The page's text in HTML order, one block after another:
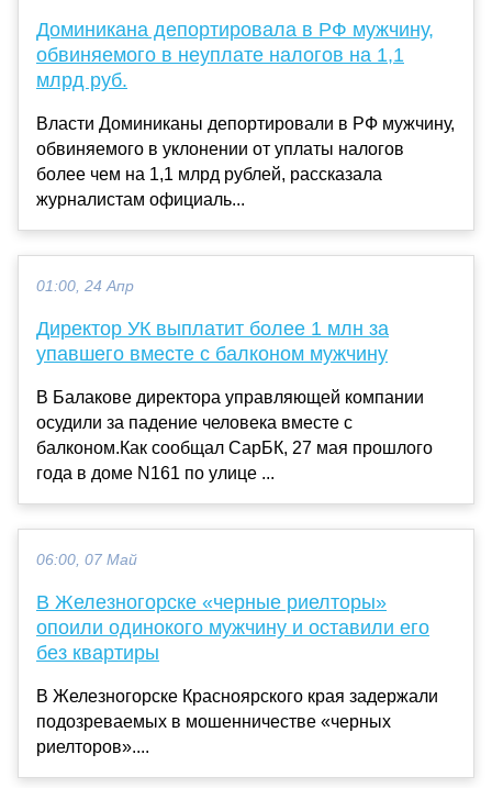
Доминикана депортировала в РФ мужчину,
обвиняемого в неуплате налогов на 1,1
млрд руб.
Власти Доминиканы депортировали в РФ мужчину,
обвиняемого в уклонении от уплаты налогов
более чем на 1,1 млрд рублей, рассказала
журналистам официаль...
01:00, 24 Апр
Директор УК выплатит более 1 млн за
упавшего вместе с балконом мужчину
В Балакове директора управляющей компании
осудили за падение человека вместе с
балконом.Как сообщал СарБК, 27 мая прошлого
года в доме N161 по улице ...
06:00, 07 Май
В Железногорске «черные риелторы»
опоили одинокого мужчину и оставили его
без квартиры
В Железногорске Красноярского края задержали
подозреваемых в мошенничестве «черных
риелторов»....